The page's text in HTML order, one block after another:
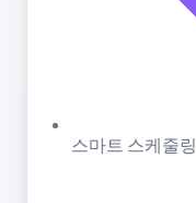
스마트 스케줄링